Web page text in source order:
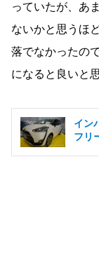
っていたが、あ
ないかと思うほ
落でなかったの
になると良いと思
イン
フリ